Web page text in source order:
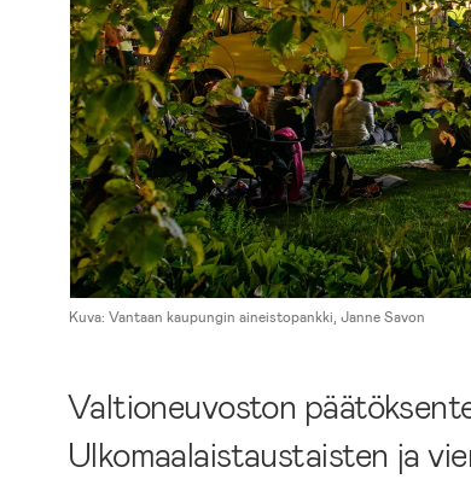
Kuva: Vantaan kaupungin aineistopankki, Janne Savon
Valtioneuvoston
Ulkomaalaistaustaisten ja